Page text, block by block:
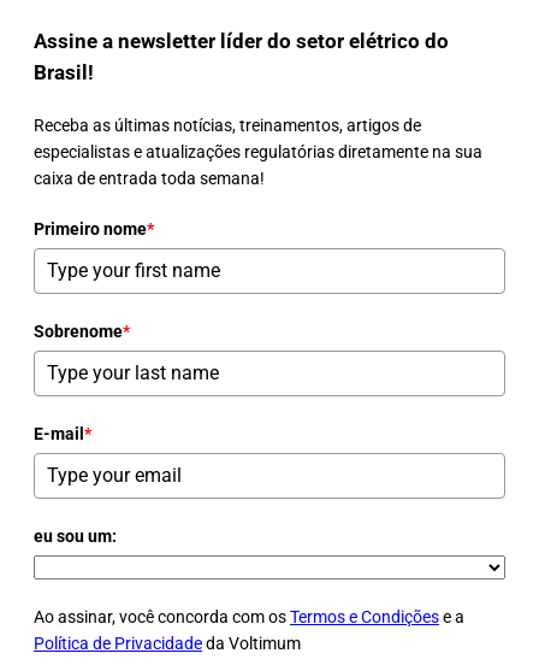
Assine a newsletter líder do setor elétrico do
Brasil!
Receba as últimas notícias, treinamentos, artigos de
especialistas e atualizações regulatórias diretamente na sua
caixa de entrada toda semana!
Primeiro nome*
Sobrenome*
E-mail *
eu sou um:
Ao assinar, você concorda com osTermos e Condiçõese a
Política de Privacidadeda Voltimum